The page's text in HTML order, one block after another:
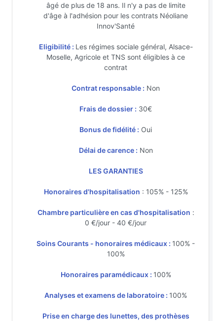
âgé de plus de 18 ans. Il n'y a pas de limite
d'âge à l'adhésion pour les contrats Néoliane
Innov'Santé
Eligibilité : Les régimes sociale général, Alsace-
Moselle, Agricole et TNS sont éligibles à ce
contrat
Contrat responsable : Non
Frais de dossier : 30€
Bonus de fidélité : Oui
Délai de carence : Non
LES GARANTIES
Honoraires d'hospitalisation : 105% - 125%
Chambre particulière en cas d'hospitalisation :
0 €/jour - 40 €/jour
Soins Courants - honoraires médicaux : 100% -
100%
Honoraires paramédicaux : 100%
Analyses et examens de laboratoire : 100%
Prise en charge des lunettes, des prothèses